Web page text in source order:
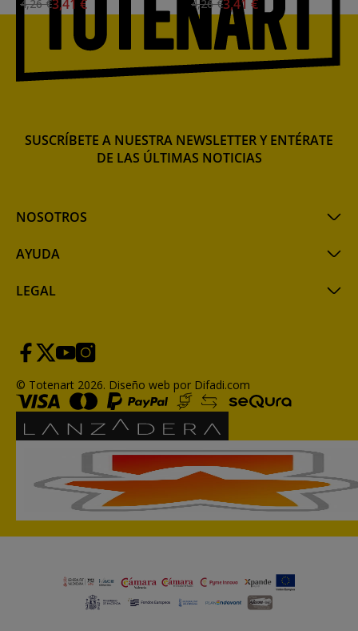
4,26 €3,41 € PC5M
4,26 €3,41 €
NOSOTROS
AYUDA
LEGAL
SUSCRÍBETE A NUESTRA NEWSLETTER Y ENTÉRATE
DE LAS ÚLTIMAS NOTICIAS
© Totenart 2026. Diseño web por Difadi.com